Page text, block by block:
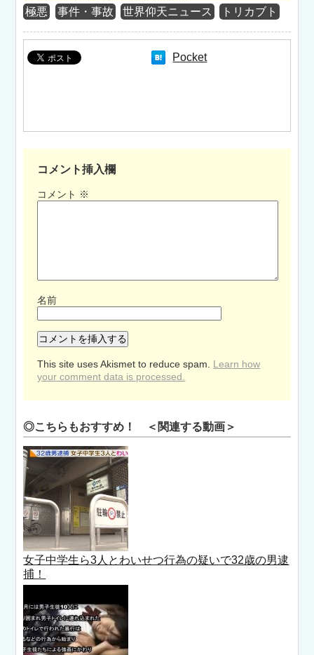
極悪 事件・事故 世界仰天ニュース トリカブト
Pocket
コメント挿入欄
コメント ※
名前
This site uses Akismet to reduce spam. Learn how
your comment data is processed.
◎こちらもおすすめ！ ＜関連する動画＞
女子中学生ら3人とわいせつ行為の疑いで32歳の男逮
捕！